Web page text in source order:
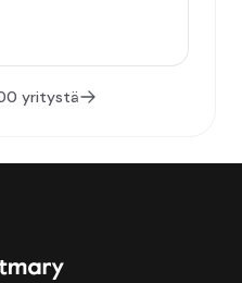
yritystä